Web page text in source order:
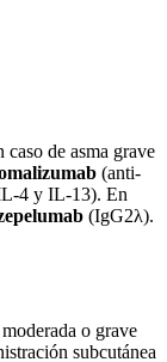
de asma grave
(anti-
y IL‑13). En
(IgG2λ).
o grave
subcutánea